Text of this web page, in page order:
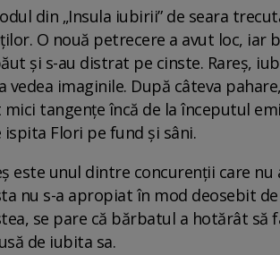
din „Insula iubirii” de seara
O nouă petrecere a avut loc,
și s-au distrat pe cinste. Rareș,
vedea imaginile. După câteva
mici tangențe încă de la începutul
ispita Flori pe fund și sâni.
este unul dintre concurenții care
nu s-a apropiat în mod deosebit
se pare că bărbatul a hotărât
de iubita sa.